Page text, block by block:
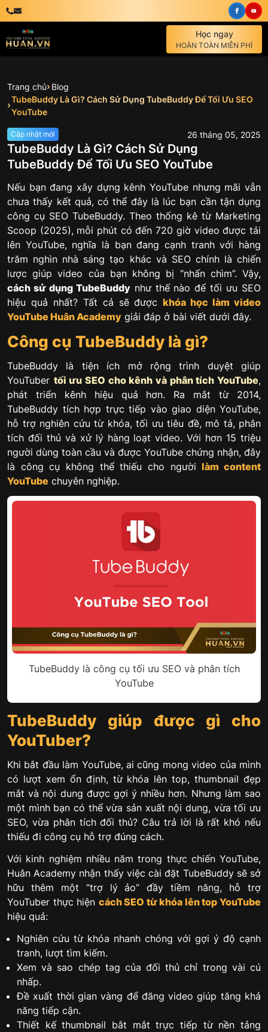
Học ngay
HOÀN TOÀN MIỄN PHÍ
Trang chủ Blog
TubeBuddy Là Gì? Cách Sử Dụng TubeBuddy Để Tối Ưu SEO
YouTube
Cập nhật mới 26 tháng 05, 2025
TubeBuddy Là Gì? Cách Sử Dụng
TubeBuddy Để Tối Ưu SEO YouTube
Nếu bạn đang xây dựng kênh YouTube nhưng mãi vẫn
chưa thấy kết quả, có thể đây là lúc bạn cần tận dụng
công cụ SEO TubeBuddy. Theo thống kê từ Marketing
Scoop (2025), mỗi phút có đến 720 giờ video được tải
lên YouTube, nghĩa là bạn đang cạnh tranh với hàng
trăm nghìn nhà sáng tạo khác và SEO chính là chiến
lược giúp video của bạn không bị “nhấn chìm”. Vậy,
cách sử dụng TubeBuddynhư thế nào để tối ưu SEO
hiệu quả nhất? Tất cả sẽ đượckhóa học làm video
YouTube Huân Academy giải đáp ở bài viết dưới đây.
Công cụ TubeBuddy là gì?
TubeBuddy là tiện ích mở rộng trình duyệt giúp
YouTuber tối ưu SEO cho kênh và phân tích YouTube,
phát triển kênh hiệu quả hơn. Ra mắt từ 2014,
TubeBuddy tích hợp trực tiếp vào giao diện YouTube,
hỗ trợ nghiên cứu từ khóa, tối ưu tiêu đề, mô tả, phân
tích đối thủ và xử lý hàng loạt video. Với hơn 15 triệu
người dùng toàn cầu và được YouTube chứng nhận, đây
là công cụ không thể thiếu cho ngườilàm content
YouTube chuyên nghiệp.
TubeBuddy là công cụ tối ưu SEO và phân tích
YouTube
TubeBuddy giúp được gì cho
YouTuber?
Khi bắt đầu làm YouTube, ai cũng mong video của mình
có lượt xem ổn định, từ khóa lên top, thumbnail đẹp
mắt và nội dung được gợi ý nhiều hơn. Nhưng làm sao
một mình bạn có thể vừa sản xuất nội dung, vừa tối ưu
SEO, vừa phân tích đối thủ? Câu trả lời là rất khó nếu
thiếu đi công cụ hỗ trợ đúng cách.
Với kinh nghiệm nhiều năm trong thực chiến YouTube,
Huân Academy nhận thấy việc cài đặt TubeBuddy sẽ sở
hữu thêm một “trợ lý ảo” đầy tiềm năng, hỗ trợ
YouTuber thực hiện cách SEO từ khóa lên top YouTube
hiệu quả:
Nghiên cứu từ khóa nhanh chóng với gợi ý độ cạnh
tranh, lượt tìm kiếm.
Xem và sao chép tag của đối thủ chỉ trong vài cú
nhấp.
Đề xuất thời gian vàng để đăng video giúp tăng khả
năng tiếp cận.
Thiết kế thumbnail bắt mắt trực tiếp từ nền tảng